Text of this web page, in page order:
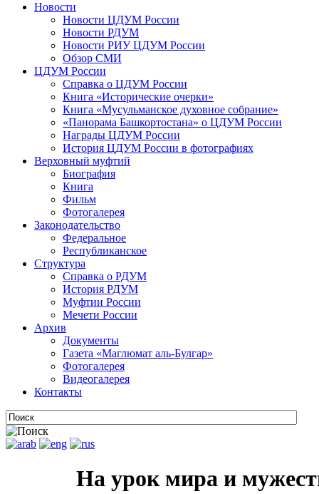
Новости
Новости ЦДУМ России
Новости РДУМ
Новости РИУ ЦДУМ России
Обзор СМИ
ЦДУМ России
Справка о ЦДУМ России
Книга «Исторические очерки»
Книга «Мусульманское духовное собрание»
«Панорама Башкортостана» о ЦДУМ России
Награды ЦДУМ России
История ЦДУМ России в фотографиях
Верховный муфтий
Биография
Книга
Фильм
Фотогалерея
Законодательство
Федеральное
Республиканское
Структура
Справка о РДУМ
История РДУМ
Муфтии России
Мечети России
Архив
Документы
Газета «Маглюмат аль-Булгар»
Фотогалерея
Видеогалерея
Контакты
На урок мира и